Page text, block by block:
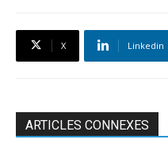
X Linkedin
ARTICLES CONNEXES